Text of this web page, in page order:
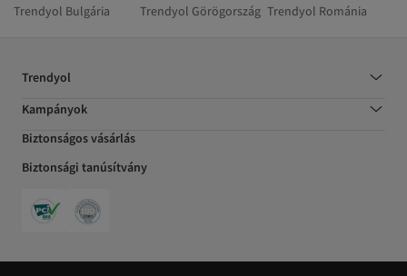
Trendyol Bulgária
Trendyol Görögország Trendyol Románia
Trendyol
Kampányok
Biztonságos vásárlás
Biztonsági tanúsítvány